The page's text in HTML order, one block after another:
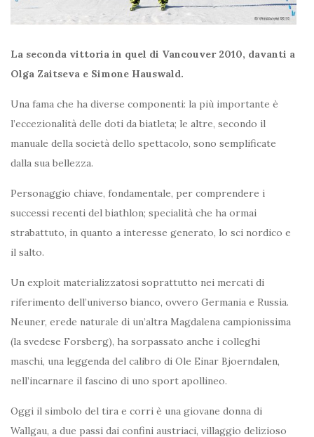
La seconda vittoria in quel di Vancouver 2010, davanti a
Olga Zaitseva e Simone Hauswald.
Una fama che ha diverse componenti: la più importante è
l’eccezionalità delle doti da biatleta; le altre, secondo il
manuale della società dello spettacolo, sono semplificate
dalla sua bellezza.
Personaggio chiave, fondamentale, per comprendere i
successi recenti del biathlon; specialità che ha ormai
strabattuto, in quanto a interesse generato, lo sci nordico e
il salto.
Un exploit materializzatosi soprattutto nei mercati di
riferimento dell’universo bianco, ovvero Germania e Russia.
Neuner, erede naturale di un’altra Magdalena campionissima
(la svedese Forsberg), ha sorpassato anche i colleghi
maschi, una leggenda del calibro di Ole Einar Bjoerndalen,
nell’incarnare il fascino di uno sport apollineo.
Oggi il simbolo del tira e corri è una giovane donna di
Wallgau, a due passi dai confini austriaci, villaggio delizioso